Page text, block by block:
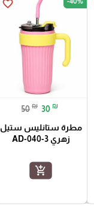
favorite_border
50 ₪ 30 ₪
مطرة ستانليس ستيل
زهري AD-040-3
add_shopping_cart